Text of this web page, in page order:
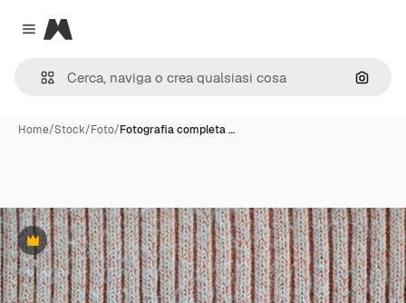
Close menu
Magnific
Cerca
Home/Stock/Foto/Fotografia completa …
Premium